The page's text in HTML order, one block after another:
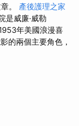
。 產後護理之家
是威廉·威勒
年美國浪漫喜
的兩個主要角色，